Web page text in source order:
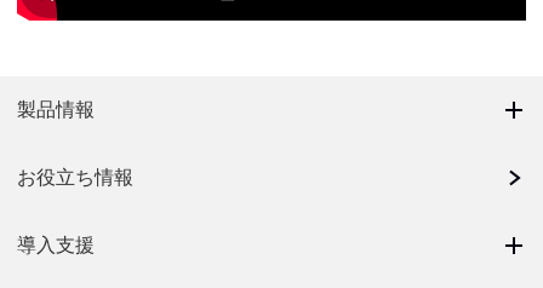
製品情報
お役立ち情報
導入支援